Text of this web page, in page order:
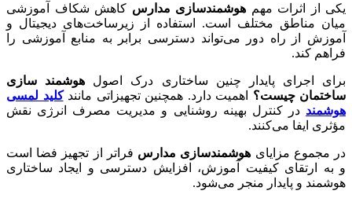
یکی از اثرات مهم هوشمندسازی مدارس کاهش شکاف آموزشی
میان مناطق مختلف است. استفاده از زیرساخت‌های دیجیتال و
آموزش از راه دور می‌تواند دسترسی برابر به منابع آموزشی را
فراهم کند.
برای اجرای پایدار چنین ساختاری درک اصول هوشمند سازی
ساختمان چیست؟ اهمیت دارد. همچنین تجهیزاتی مانندکلید لمسی
هوشمند در کنترل بهینه روشنایی و مدیریت مصرف انرژی نقش
مؤثری ایفا می‌کنند.
در مجموع مزایای هوشمندسازی مدارس فراتر از تجهیز فضا است
و به ارتقای کیفیت آموزش، افزایش دسترسی و ایجاد ساختاری
هوشمند و پایدار منجر می‌شود.